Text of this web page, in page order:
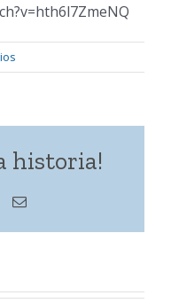
historia!
WhatsApp
Correo